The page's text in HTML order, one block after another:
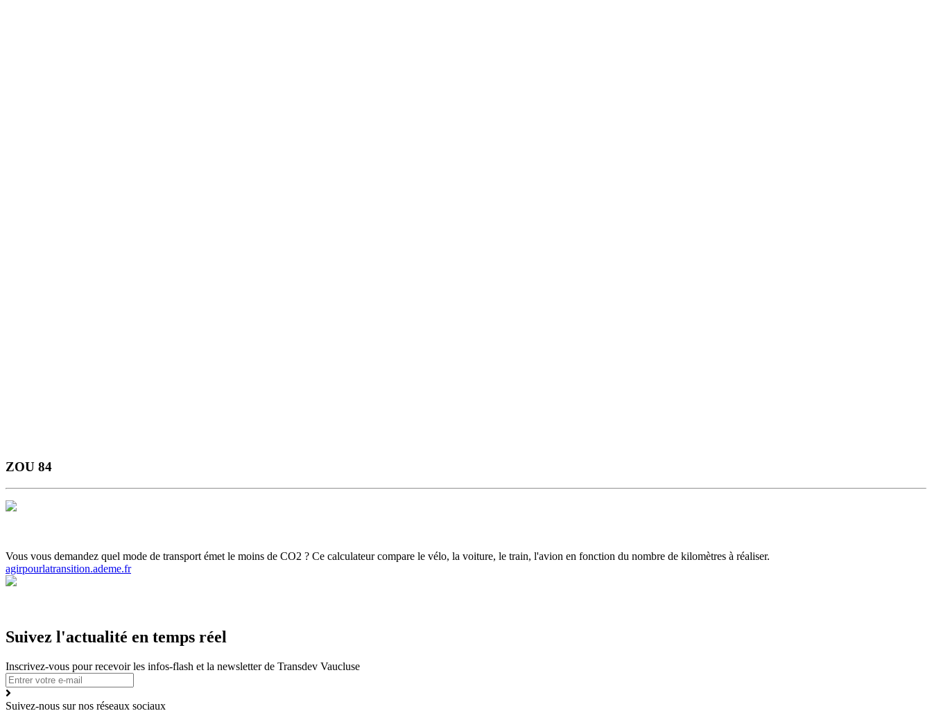
ZOU 84
Vous vous demandez quel mode de transport émet le moins de CO2 ? Ce calculateur compare le vélo, la voiture, le train, l'avion en fonction du nombre de kilomètres à réaliser.
agirpourlatransition.ademe.fr
Suivez l'actualité en temps réel
Inscrivez-vous pour recevoir les infos-flash et la newsletter de Transdev Vaucluse
Suivez-nous sur nos réseaux sociaux